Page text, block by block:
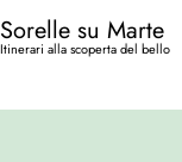
Sorelle su Marte
Itinerari alla scoperta del bello